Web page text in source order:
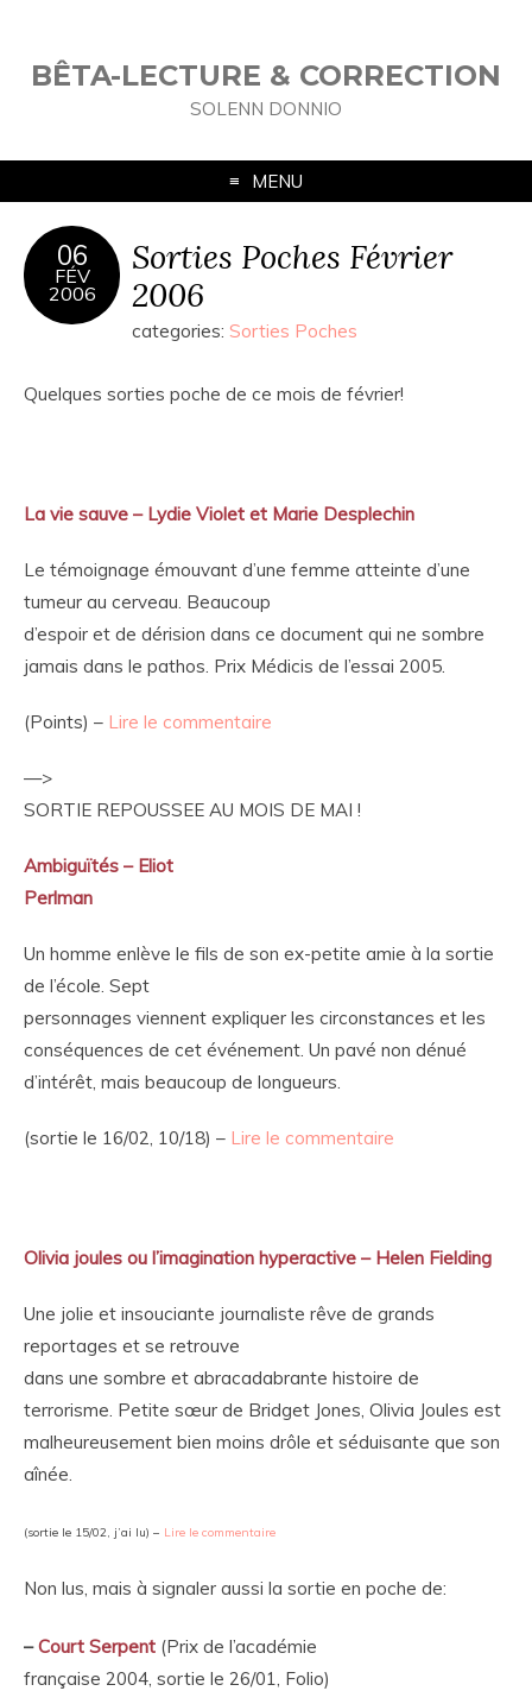
BÊTA-LECTURE & CORRECTION
SOLENN DONNIO
MENU
06
FÉV
2006
Sorties Poches Février
2006
categories: Sorties Poches
Quelques sorties poche de ce mois de février!
La vie sauve – Lydie Violet et Marie Desplechin
Le témoignage émouvant d’une femme atteinte d’une
tumeur au cerveau. Beaucoup
d’espoir et de dérision dans ce document qui ne sombre
jamais dans le pathos. Prix Médicis de l’essai 2005.
(Points) – Lire le commentaire
—>
SORTIE REPOUSSEE AU MOIS DE MAI !
Ambiguïtés – Eliot
Perlman
Un homme enlève le fils de son ex-petite amie à la sortie
de l’école. Sept
personnages viennent expliquer les circonstances et les
conséquences de cet événement. Un pavé non dénué
d’intérêt, mais beaucoup de longueurs.
(sortie le 16/02, 10/18) – Lire le commentaire
Olivia joules ou l’imagination hyperactive – Helen Fielding
Une jolie et insouciante journaliste rêve de grands
reportages et se retrouve
dans une sombre et abracadabrante histoire de
terrorisme. Petite sœur de Bridget Jones, Olivia Joules est
malheureusement bien moins drôle et séduisante que son
aînée.
(sortie le 15/02, j’ai lu) – Lire le commentaire
Non lus, mais à signaler aussi la sortie en poche de:
–Court Serpent (Prix de l’académie
française 2004, sortie le 26/01, Folio)